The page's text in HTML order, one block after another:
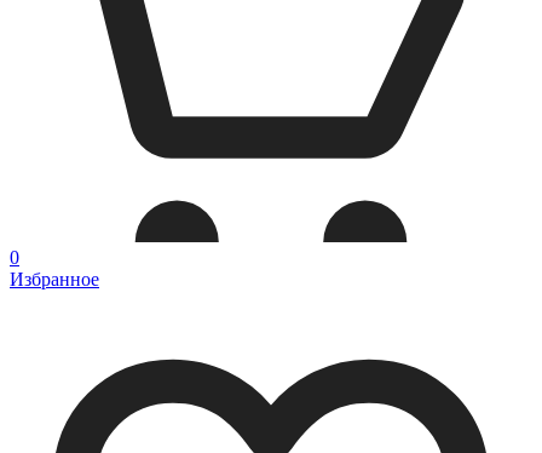
0
Избранное